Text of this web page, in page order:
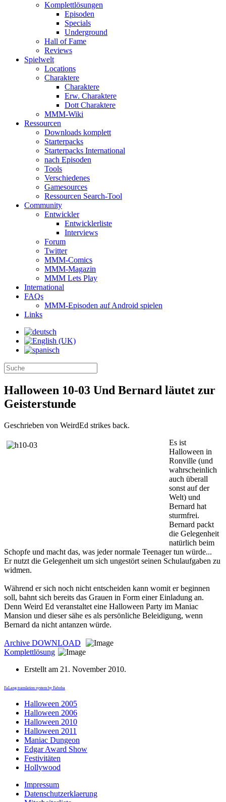
Komplettlösungen
Episoden
Specials
Underground
Hall of Fame
Reviews
Spielwelt
Locations
Charaktere
Charaktere
Erw. Charaktere
Dott Charaktere
MMM-Wiki
Ressourcen
Downloads komplett
Starterpacks
Starterpacks International
nach Episoden
Tools
Verschiedenes
Gamesources
Ressourcen Search-Tool
Community
Entwickler
Entwicklerliste
Interviews
Forum
Twitter
MMM-Comics
MMM-Magazin
MMM Lets Play
International
FAQs
MMM-Episoden auf Android spielen
Links
Halloween 10-03 Und Bernard läutet zur
Geisterstunde
Geschrieben von WeirdEd strikes back.
Es ist
Halloween in
Ronville (und
wahrscheinlich
auch überall
sonst auf der
Welt) und
Bernard hat
sturmfrei.
Bernard packt
die Gelegenheit
natürlich beim
Schopfe und macht das, was jeder normale Teenager tun würde...
Er nutzt die Gelegenheit um sich ungestört seinen Schulaufgaben zu
widmen.
Während er sich noch nicht entscheiden kann womit er beginnen
soll, bahnt sich bereits das Grauen in Form einer Einladung an.
Denn Weird Ed veranstaltet eine Halloween Party im Maniac
Mansion und dieser sähe es als persönliche Beleidigung, wenn
Bernard da nicht antanzen würde.
Archive DOWNLOAD
Komplettlösung
Erstellt am 21. November 2010.
FaLang translation system by Faboba
Halloween 2005
Halloween 2006
Halloween 2010
Halloween 2011
Maniac Dungeon
Edgar Award Show
Festivitäten
Hollywood
Impressum
Datenschutzerklaerung